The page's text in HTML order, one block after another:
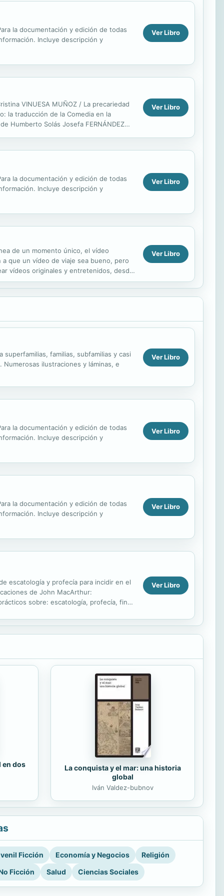
la documentación y edición de todas
Incluye descripción y
Ver Libro
VINUESA MUÑOZ / La precariedad
la traducción de la Comedia en la
Humberto Solás Josefa FERNÁNDEZ
Ver Libro
la documentación y edición de todas
Incluye descripción y
Ver Libro
de un momento único, el vídeo
que un vídeo de viaje sea bueno, pero
vídeos originales y entretenidos, desde
Ver Libro
superfamilias, familias, subfamilias y casi
ilustraciones y láminas, e
Ver Libro
la documentación y edición de todas
Incluye descripción y
Ver Libro
la documentación y edición de todas
Incluye descripción y
Ver Libro
escatología y profecía para incidir en el
de John MacArthur:
sobre: escatología, profecía, final
Ver Libro
en dos
La conquista y el mar: una historia
global
Iván Valdez-bubnov
Ficción Economía y Negocios
Religión
Ficción
Salud Ciencias Sociales